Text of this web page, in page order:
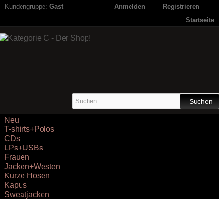
Kundengruppe: Gast Registrieren
Anmelden
Startseite
Suchen
Neu
T-shirts+Polos
CDs
LPs+USBs
Frauen
Jacken+Westen
Kurze Hosen
Kapus
Sweatjacken